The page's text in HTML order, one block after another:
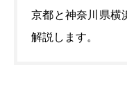
京都と神奈川県横
解説します。